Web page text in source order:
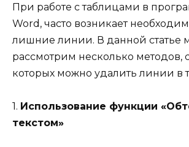
При работе с таблицами в
Word, часто возникает
лишние линии. В данной статье
рассмотрим несколько
которых можно удалить линии в
1. Использование функции
текстом»